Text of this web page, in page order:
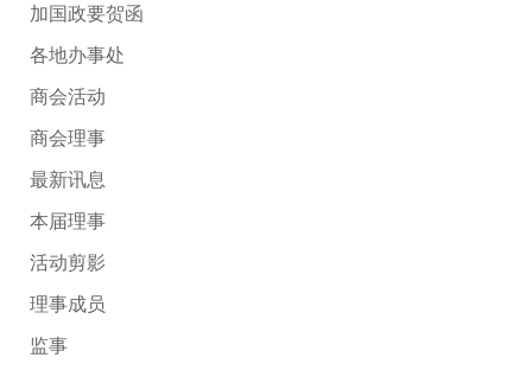
加国政要贺函
各地办事处
商会活动
商会理事
最新讯息
本届理事
活动剪影
理事成员
监事